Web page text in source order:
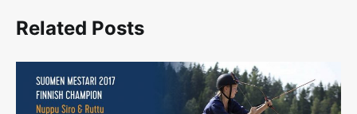
Related Posts